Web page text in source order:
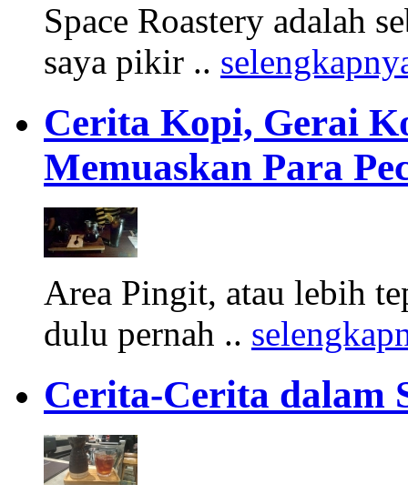
Space Roastery adalah
saya pikir ..
Cerita Kopi, Gerai
Memuaskan Para
Area Pingit, atau lebih
dulu pernah ..
Cerita-Cerita dalam